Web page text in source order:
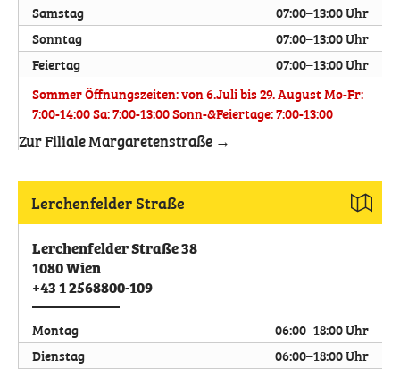
Samstag
07:00–13:00 Uhr
Sonntag
07:00–13:00 Uhr
Feiertag
07:00–13:00 Uhr
Sommer Öffnungszeiten: von 6.Juli bis 29. August Mo-Fr:
7:00-14:00 Sa: 7:00-13:00 Sonn-&Feiertage: 7:00-13:00
Zur Filiale Margaretenstraße →
Lerchenfelder Straße
Lerchenfelder Straße 38
1080Wien
+43 1 2568800-109
Montag
06:00–18:00 Uhr
Dienstag
06:00–18:00 Uhr